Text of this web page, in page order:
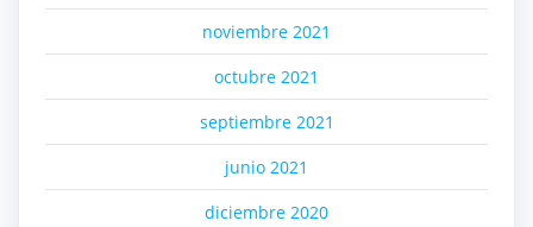
noviembre 2021
octubre 2021
septiembre 2021
junio 2021
diciembre 2020